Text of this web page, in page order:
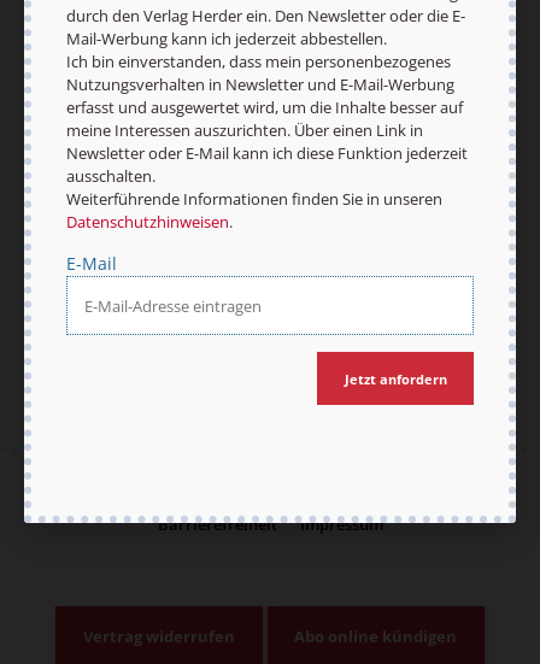
ausgewertet wird, um die Inhalte besser auf
meine Interessen auszurichten. Über einen Link in
Newsletter oder E-Mail kann ich diese Funktion
jederzeit ausschalten.
Weiterführende Informationen finden Sie in
unserenDatenschutzhinweisen.
E-Mail
Jetzt anmelden
Barrierefreiheit
Impressum
Vertrag widerrufen Abo online kündigen
durch den Verlag Herder ein. Den Newsletter oder die E-
Mail-Werbung kann ich jederzeit abbestellen.
Ich bin einverstanden, dass mein personenbezogenes
Nutzungsverhalten in Newsletter und E-Mail-Werbung
erfasst und ausgewertet wird, um die Inhalte besser auf
meine Interessen auszurichten. Über einen Link in
Newsletter oder E-Mail kann ich diese Funktion jederzeit
ausschalten.
Weiterführende Informationen finden Sie in unseren
Datenschutzhinweisen.
E-Mail
Jetzt anfordern